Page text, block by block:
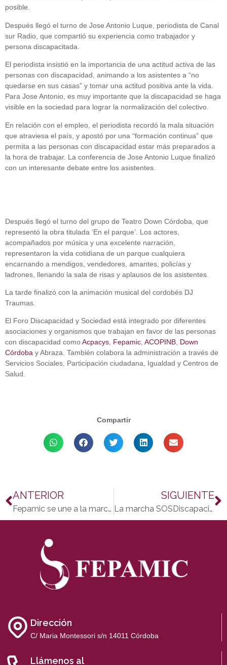
posible.
Después llegó el turno de Jose Antonio Luque, periodista de Canal
sur Radio, que compartió su experiencia como trabajador y
persona discapacitada.
El periodista insistió en la importancia de una actitud activa de las
personas con discapacidad, animando a los asistentes a “no
quedarse en sus casas” y tomar una actitud positiva ante la vida.
Para Jose Antonio, es muy importante que la discapacidad se haga
visible en la sociedad para lograr la normalización del colectivo.
En relación con el empleo, el periodista recordó la mala situación
que atraviesa el país, y apostó por una “formación continua” que
permita a las personas con discapacidad estar más preparados a
la hora de trabajar. La conferencia de Jose Antonio Luque finalizó
con un interesante debate entre los asistentes.
Después llegó el turno del grupo de Teatro Down Córdoba, que
representó la obra titulada ‘En el parque’. Los actores,
acompañados por música y una excelente narración,
representaron la vida cotidiana de un parque cualquiera
encarnando a mendigos, vendedores, amantes, policías y
ladrones, llenando la sala de risas y aplausos de los asistentes.
La tarde finalizó con la animación musical del cordobés DJ
Traumas.
El Foro Discapacidad y Sociedad está integrado por diferentes
asociaciones y organismos que trabajan en favor de las personas
con discapacidad comoAcpacys, Fepamic, ACOPINB, Down
Córdoba y Abraza. También colabora la administración a través de
Servicios Sociales, Participación ciudadana, Igualdad y Centros de
Salud.
Compartir
ANTERIOR
Fepamic se une a la marcha SOS Discapacidad
SIGUIENTE
La marcha SOSDiscapacidad busca apoyo en Twitter
Dirección
C/ Maria Montessori s/n 14011 Córdoba
Llámenos al